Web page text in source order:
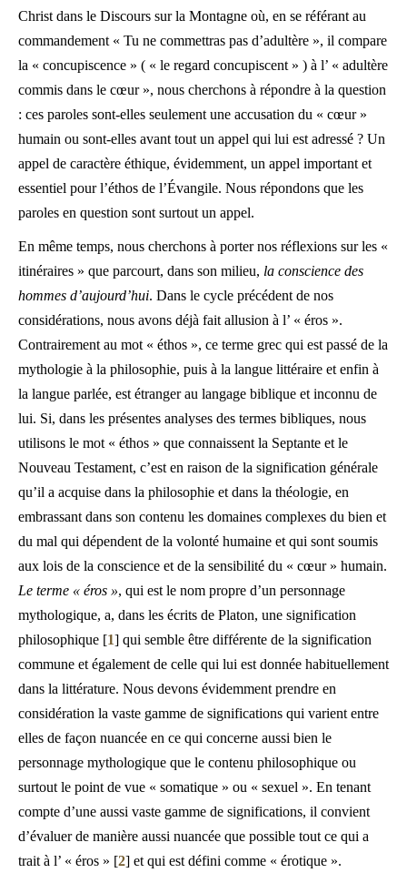
Christ dans le Discours sur la Montagne où, en se référant au
commandement « Tu ne commettras pas d’adultère », il compare
la « concupiscence » ( « le regard concupiscent » ) à l’ « adultère
commis dans le cœur », nous cherchons à répondre à la question
: ces paroles sont-elles seulement une accusation du « cœur »
humain ou sont-elles avant tout un appel qui lui est adressé ? Un
appel de caractère éthique, évidemment, un appel important et
essentiel pour l’éthos de l’Évangile. Nous répondons que les
paroles en question sont surtout un appel.
En même temps, nous cherchons à porter nos réflexions sur les «
itinéraires » que parcourt, dans son milieu, la conscience des
hommes d’aujourd’hui. Dans le cycle précédent de nos
considérations, nous avons déjà fait allusion à l’ « éros ».
Contrairement au mot « éthos », ce terme grec qui est passé de la
mythologie à la philosophie, puis à la langue littéraire et enfin à
la langue parlée, est étranger au langage biblique et inconnu de
lui. Si, dans les présentes analyses des termes bibliques, nous
utilisons le mot « éthos » que connaissent la Septante et le
Nouveau Testament, c’est en raison de la signification générale
qu’il a acquise dans la philosophie et dans la théologie, en
embrassant dans son contenu les domaines complexes du bien et
du mal qui dépendent de la volonté humaine et qui sont soumis
aux lois de la conscience et de la sensibilité du « cœur » humain.
Le terme « éros », qui est le nom propre d’un personnage
mythologique, a, dans les écrits de Platon, une signification
philosophique [1] qui semble être différente de la signification
commune et également de celle qui lui est donnée habituellement
dans la littérature. Nous devons évidemment prendre en
considération la vaste gamme de significations qui varient entre
elles de façon nuancée en ce qui concerne aussi bien le
personnage mythologique que le contenu philosophique ou
surtout le point de vue « somatique » ou « sexuel ». En tenant
compte d’une aussi vaste gamme de significations, il convient
d’évaluer de manière aussi nuancée que possible tout ce qui a
trait à l’ « éros » [2] et qui est défini comme « érotique ».